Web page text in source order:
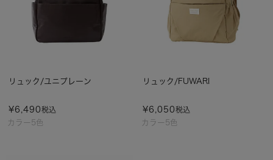
カラー5色
リュック/ユニプレーン
¥6,490税込
カラー5色
リュック/FUWARI
¥6,050税込